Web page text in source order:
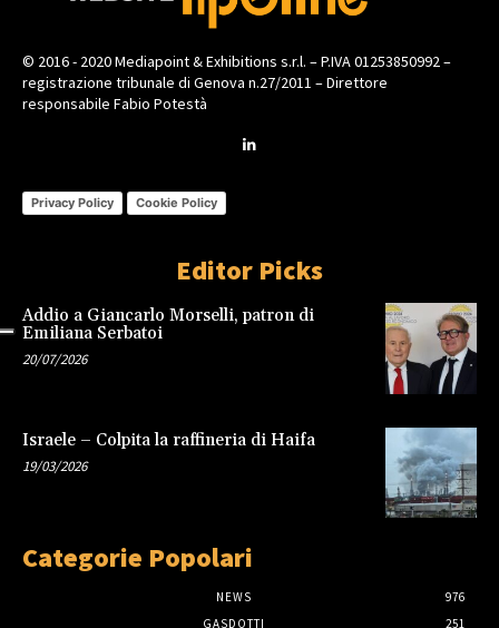
© 2016 - 2020 Mediapoint & Exhibitions s.r.l. – P.IVA 01253850992 –
registrazione tribunale di Genova n.27/2011 – Direttore
responsabile Fabio Potestà
Privacy Policy Cookie Policy
Editor Picks
Addio a Giancarlo Morselli, patron di
Emiliana Serbatoi
20/07/2026
Israele – Colpita la raffineria di Haifa
19/03/2026
Categorie Popolari
NEWS
976
GASDOTTI
251